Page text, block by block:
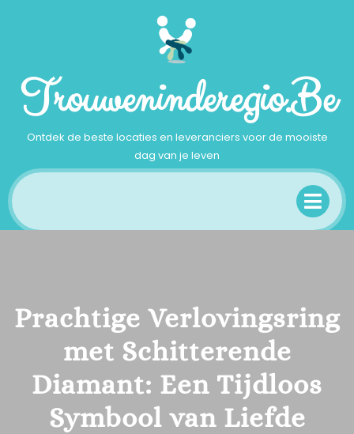
Trouweninderegio.be
Ontdek de beste locaties en leveranciers voor de mooiste
dag van je leven
Prachtige Verlovingsring
met Schitterende
Diamant: Een Tijdloos
Symbool van Liefde